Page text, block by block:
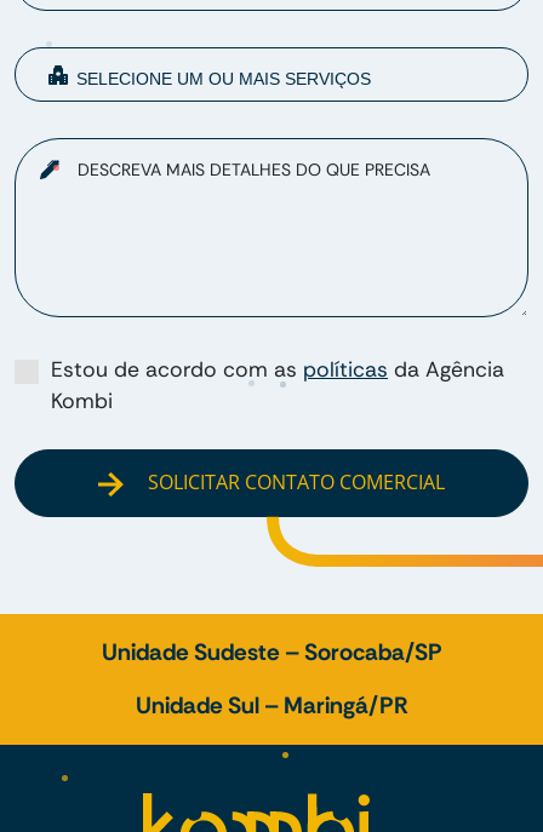
DESCREVA MAIS DETALHES DO QUE PRECISA
Estou de acordo com as políticas da Agência
Kombi
SOLICITAR CONTATO COMERCIAL
Unidade Sudeste – Sorocaba/SP
Unidade Sul – Maringá/PR